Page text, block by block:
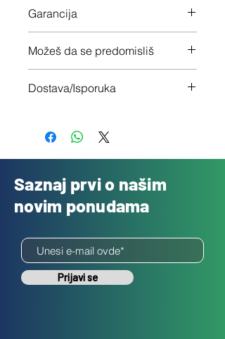
Garancija
Možeš da se predomisliš
nisi zadovoljan
Dostava/Isporuka
Saznaj prvi o našim
novim ponudama
Prijavi se